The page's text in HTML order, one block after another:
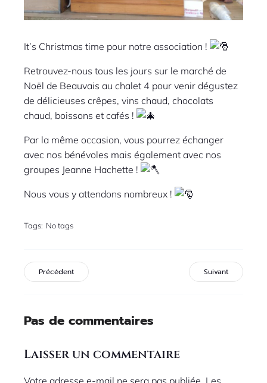
It’s Christmas time pour notre association !
Retrouvez-nous tous les jours sur le marché de
Noël de Beauvais au chalet 4 pour venir dégustez
de délicieuses crêpes, vins chaud, chocolats
chaud, boissons et cafés !
Par la même occasion, vous pourrez échanger
avec nos bénévoles mais également avec nos
groupes Jeanne Hachette !
Nous vous y attendons nombreux !
Tags: No tags
Précédent Suivant
Pas de commentaires
Laisser un commentaire